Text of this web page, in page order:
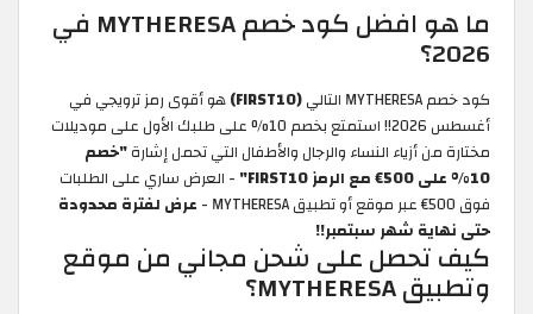
ما هو افضل كود خصم MYTHERESA في
2026؟
كود خصم MYTHERESA التالي (FIRST10)
هو أقوى رمز ترويجي في
أغسطس 2026!! استمتع بخصم 10% على طلبك الأول على موديلات
مختارة من أزياء النساء والرجال والأطفال التي تحمل إشارة"خصم
10% على 500€ مع الرمز FIRST10"
- العرض ساري على الطلبات
فوق 500€ عبر موقع أو تطبيق MYTHERESA -
عرض لفترة محدودة
حتى نهاية شهر سبتمبر!!
كيف تحصل على شحن مجاني من موقع
وتطبيق MYTHERESA؟